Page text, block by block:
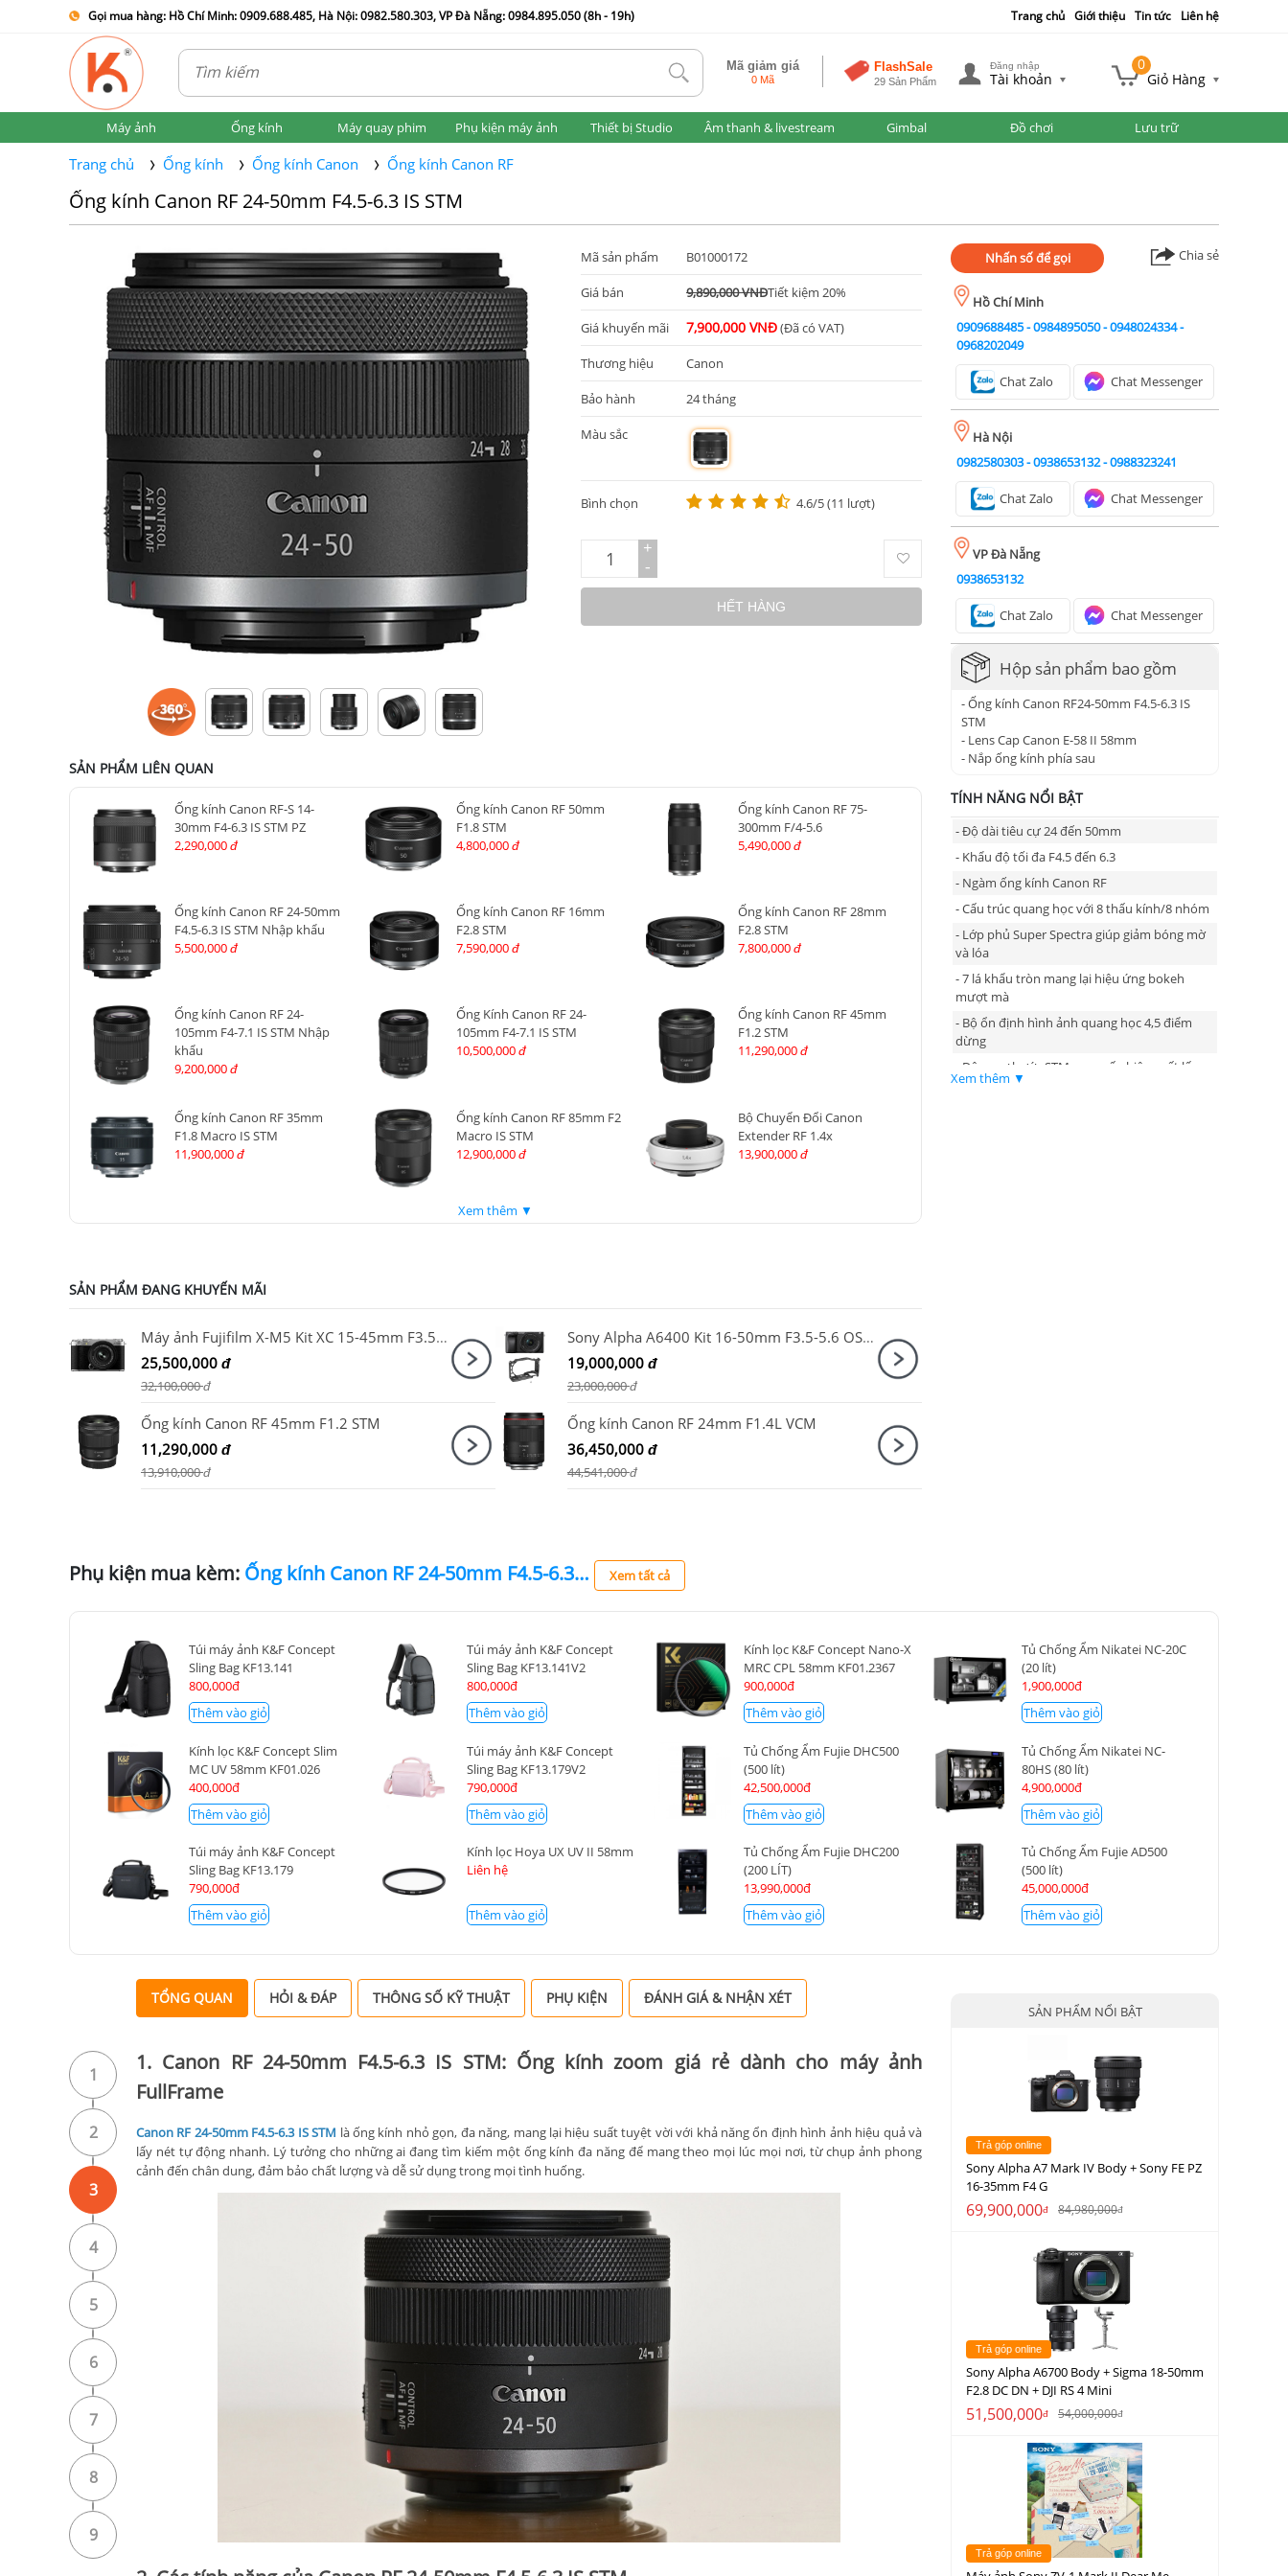
Gọi mua hàng: Hồ Chí Minh: 0909.688.485, Hà Nội: 0982.580.303, VP Đà Nẵng: 0984.895.050 (8h - 19h) Trang chủ Giới thiệu Tin tức Liên hệ
tlk Mã giảm giá
0 Mã
FlashSale
29 Sản Phẩm
Đăng nhập
Tài khoản
0
Giỏ Hàng
Máy ảnh Ống kính Máy quay phim Phụ kiện máy ảnh Thiết bị Studio Âm thanh & livestream Gimbal Đồ chơi Lưu trữ
Trang chủ Ống kính Ống kính Canon Ống kính Canon RF
Ống kính Canon RF 24-50mm F4.5-6.3 IS STM
Mã sản phẩm B01000172
Giá bán 9,890,000 VNĐTiết kiệm 20%
Giá khuyến mãi 7,900,000 VNĐ(Đã có VAT)
Thương hiệu Canon
Bảo hành 24 tháng
Màu sắc
m
Bình chọn 4.6/5 (11 lượt)
+
-
HẾT HÀNG
SẢN PHẨM LIÊN QUAN
Ống kính Canon RF-S 14-
30mm F4-6.3 IS STM PZ
2,290,000 đ
Ống kính Canon RF 50mm
F1.8 STM
4,800,000 đ
Ống kính Canon RF 75-
300mm F/4-5.6
5,490,000 đ
Ống kính Canon RF 24-50mm
F4.5-6.3 IS STM Nhập khẩu
5,500,000 đ
Ống kính Canon RF 16mm
F2.8 STM
7,590,000 đ
Ống kính Canon RF 28mm
F2.8 STM
7,800,000 đ
Ống kính Canon RF 24-
105mm F4-7.1 IS STM Nhập
khẩu
9,200,000 đ
Ống Kính Canon RF 24-
105mm F4-7.1 IS STM
10,500,000 đ
Ống kính Canon RF 45mm
F1.2 STM
11,290,000 đ
Ống kính Canon RF 35mm
F1.8 Macro IS STM
11,900,000 đ
Ống kính Canon RF 85mm F2
Macro IS STM
12,900,000 đ
Bộ Chuyển Đổi Canon
Extender RF 1.4x
13,900,000 đ
Xem thêm ▼
SẢN PHẨM ĐANG KHUYẾN MÃI
Máy ảnh Fujifilm X-M5 Kit XC 15-45mm F3.5-5.6 OIS PZ Bạc
25,500,000 đ
32,100,000đ
Sony Alpha A6400 Kit 16-50mm F3.5-5.6 OSS II + SmallRig Cage for Sony A6500, A6400, A6300, A6100 CCS2310C
19,000,000 đ
23,000,000đ
Ống kính Canon RF 45mm F1.2 STM
11,290,000 đ
13,910,000đ
Ống kính Canon RF 24mm F1.4L VCM
36,450,000 đ
44,541,000đ
Nhấn số để gọi Chia sẻ
Hồ Chí Minh
0909688485-0984895050-0948024334-
0968202049
Chat Zalo Chat Messenger
Hà Nội
0982580303-0938653132-0988323241
Chat Zalo Chat Messenger
VP Đà Nẵng
0938653132
Chat Zalo Chat Messenger
Hộp sản phẩm bao gồm
- Ống kính Canon RF24-50mm F4.5-6.3 IS
STM
- Lens Cap Canon E-58 II 58mm
- Nắp ống kính phía sau
TÍNH NĂNG NỔI BẬT
- Độ dài tiêu cự 24 đến 50mm
- Khẩu độ tối đa F4.5 đến 6.3
- Ngàm ống kính Canon RF
- Cấu trúc quang học với 8 thấu kính/8 nhóm
- Lớp phủ Super Spectra giúp giảm bóng mờ
và lóa
- 7 lá khẩu tròn mang lại hiệu ứng bokeh
mượt mà
- Bộ ổn định hình ảnh quang học 4,5 điểm
dừng
- Động cơ bước STM cung cấp hiệu suất lấy
nét tự động nhanh, yên tĩnh
Xem thêm ▼
Phụ kiện mua kèm: Ống kính Canon RF 24-50mm F4.5-6.3 IS STM Xem tất cả
Túi máy ảnh K&F Concept
Sling Bag KF13.141
800,000đ
Thêm vào giỏ
Túi máy ảnh K&F Concept
Sling Bag KF13.141V2
800,000đ
Thêm vào giỏ
Kính lọc K&F Concept Nano-X
MRC CPL 58mm KF01.2367
900,000đ
Thêm vào giỏ
Tủ Chống Ẩm Nikatei NC-20C
(20 lít)
1,900,000đ
Thêm vào giỏ
Kính lọc K&F Concept Slim
MC UV 58mm KF01.026
400,000đ
Thêm vào giỏ
Túi máy ảnh K&F Concept
Sling Bag KF13.179V2
790,000đ
Thêm vào giỏ
Tủ Chống Ẩm Fujie DHC500
(500 lít)
42,500,000đ
Thêm vào giỏ
Tủ Chống Ẩm Nikatei NC-
80HS (80 lít)
4,900,000đ
Thêm vào giỏ
Túi máy ảnh K&F Concept
Sling Bag KF13.179
790,000đ
Thêm vào giỏ
Kính lọc Hoya UX UV II 58mm
Liên hệ
Thêm vào giỏ
Tủ Chống Ẩm Fujie DHC200
(200 LÍT)
13,990,000đ
Thêm vào giỏ
Tủ Chống Ẩm Fujie AD500
(500 lít)
45,000,000đ
Thêm vào giỏ
1
2
3
4
5
6
7
8
9
TỔNG QUAN HỎI & ĐÁP THÔNG SỐ KỸ THUẬT PHỤ KIỆN ĐÁNH GIÁ & NHẬN XÉT
1. Canon RF 24-50mm F4.5-6.3 IS STM: Ống kính zoom giá rẻ dành cho máy ảnh
FullFrame
Canon RF 24-50mm F4.5-6.3 IS STM là ống kính nhỏ gọn, đa năng, mang lại hiệu suất tuyệt vời với khả năng ổn định hình ảnh hiệu quả và
lấy nét tự động nhanh. Lý tưởng cho những ai đang tìm kiếm một ống kính đa năng để mang theo mọi lúc mọi nơi, từ chụp ảnh phong
cảnh đến chân dung, đảm bảo chất lượng và dễ sử dụng trong mọi tình huống.
SẢN PHẨM NỔI BẬT
Trả góp online
Sony Alpha A7 Mark IV Body + Sony FE PZ
16-35mm F4 G
69,900,000đ 84,980,000đ
Trả góp online
Sony Alpha A6700 Body + Sigma 18-50mm
F2.8 DC DN + DJI RS 4 Mini
51,500,000đ 54,000,000đ
Trả góp online